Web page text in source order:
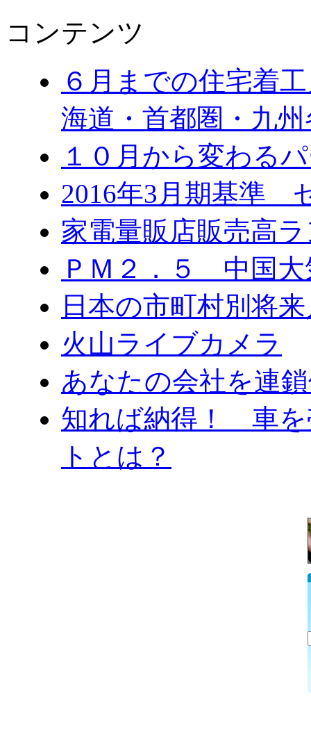
コンテンツ
６月までの住宅着
海道・首都圏・九
１０月から変わ
2016年3月期基準
家電量販店販売高
ＰＭ２．５ 中国大
日本の市町村別将
火山ライブカメラ
あなたの会社を連
知れば納得！ 車を
トとは？